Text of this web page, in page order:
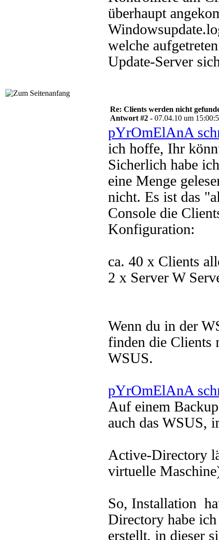
überhaupt
welche
Update-Server
Re: Clients werden nicht
Antwort #2 - 07.04.10 um
pYrOmElAnA
ich hoffe, Ihr
Sicherlich habe
eine Menge
nicht. Es ist das
Console die
Konfiguration:
ca. 40 x Clients
2 x Server W
Wenn du in der
finden die Clients
WSUS.
pYrOmElAnA
Auf einem
auch das WSUS,
Active-Directory
virtuelle
So, Installation
Directory habe
erstellt, in dieser